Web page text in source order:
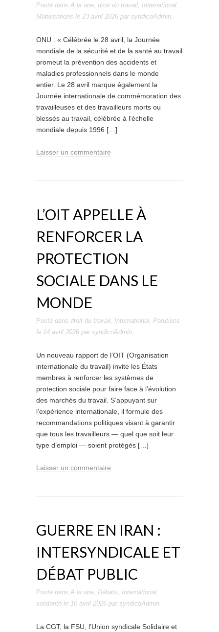
Posté dans A la une, droit du travail, International,
Mobilisations le 23 avril 2026 par syndicoAdmin.
ONU : « Célébrée le 28 avril, la Journée
mondiale de la sécurité et de la santé au travail
promeut la prévention des accidents et
maladies professionnels dans le monde
entier. Le 28 avril marque également la
Journée internationale de commémoration des
travailleuses et des travailleurs morts ou
blessés au travail, célébrée à l’échelle
mondiale depuis 1996 […]
Laisser un commentaire
L’OIT APPELLE À
RENFORCER LA
PROTECTION
SOCIALE DANS LE
MONDE
Posté dans droit du travail, International, Parutions
le 14 avril 2026 par syndicoAdmin.
Un nouveau rapport de l’OIT (Organisation
internationale du travail) invite les États
membres à renforcer les systèmes de
protection sociale pour faire face à l’évolution
des marchés du travail. S’appuyant sur
l’expérience internationale, il formule des
recommandations politiques visant à garantir
que tous les travailleurs — quel que soit leur
type d’emploi — soient protégés […]
Laisser un commentaire
GUERRE EN IRAN :
INTERSYNDICALE ET
DÉBAT PUBLIC
Posté dans A la une, Débats, International,
solidarité le 10 avril 2026 par syndicoAdmin.
La CGT, la FSU, l’Union syndicale Solidaire et